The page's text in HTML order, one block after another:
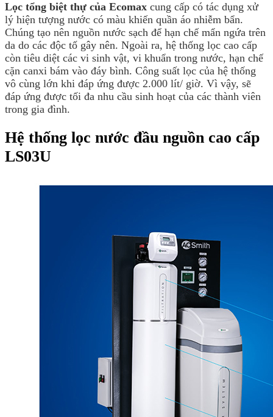
Lọc tổng biệt thự của Ecomax cung cấp có tác dụng xử
lý hiện tượng nước có màu khiến quần áo nhiễm bẩn.
Chúng tạo nên nguồn nước sạch để hạn chế mẩn ngứa trên
da do các độc tố gây nên. Ngoài ra, hệ thống lọc cao cấp
còn tiêu diệt các vi sinh vật, vi khuẩn trong nước, hạn chế
cặn canxi bám vào đáy bình. Công suất lọc của hệ thống
vô cùng lớn khi đáp ứng được 2.000 lít/ giờ. Vì vậy, sẽ
đáp ứng được tối đa nhu cầu sinh hoạt của các thành viên
trong gia đình.
Hệ thống lọc nước đầu nguồn cao cấp
LS03U